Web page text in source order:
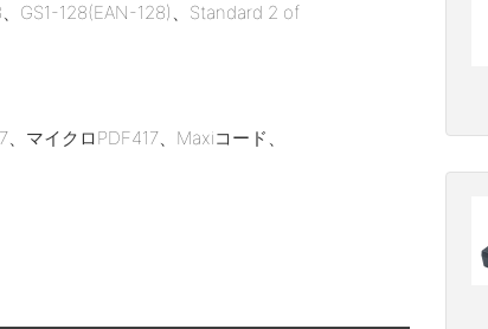
GS1-128(EAN-128)、Standard 2 of
マイクロPDF417、Maxiコード、